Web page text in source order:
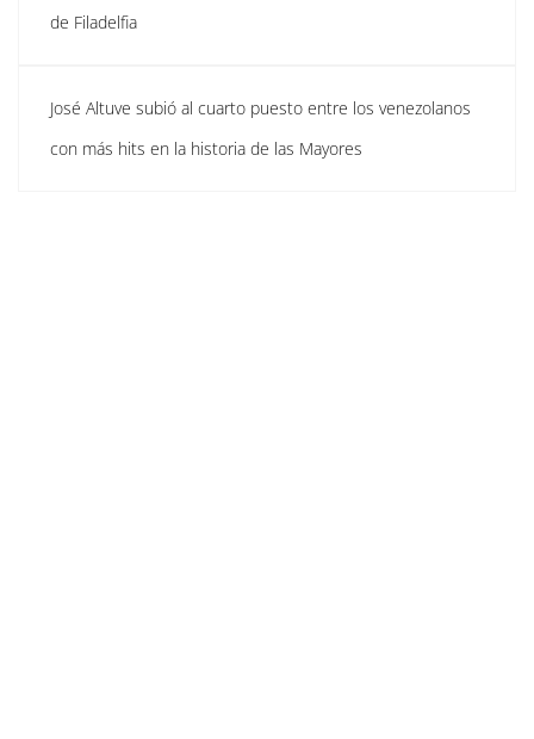
de Filadelfia
José Altuve subió al cuarto puesto entre los venezolanos
con más hits en la historia de las Mayores